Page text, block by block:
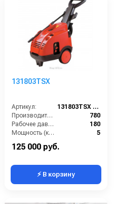
131803TSX
Артикул:
131803TSX (VER.351)
Производительность (л/ч):
780
Рабочее давление (бар):
180
Мощность (кВт):
5
125 000 руб.
⚡ В корзину